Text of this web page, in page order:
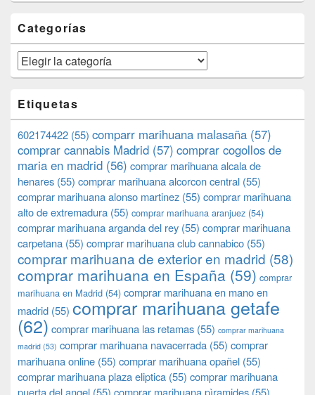
Categorías
Categorías
Etiquetas
602174422 (55) comparr marihuana malasaña (57)
comprar cannabis Madrid (57) comprar cogollos de
maria en madrid (56) comprar marihuana alcala de
henares (55) comprar marihuana alcorcon central (55)
comprar marihuana alonso martinez (55) comprar marihuana
alto de extremadura (55) comprar marihuana aranjuez (54)
comprar marihuana arganda del rey (55) comprar marihuana
carpetana (55) comprar marihuana club cannabico (55)
comprar marihuana de exterior en madrid (58)
comprar marihuana en España (59) comprar
marihuana en Madrid (54) comprar marihuana en mano en
madrid (55) comprar marihuana getafe
(62) comprar marihuana las retamas (55) comprar marihuana
madrid (53) comprar marihuana navacerrada (55) comprar
marihuana online (55) comprar marihuana opañel (55)
comprar marihuana plaza eliptica (55) comprar marihuana
puerta del angel (55) comprar marihuana pìramides (55)